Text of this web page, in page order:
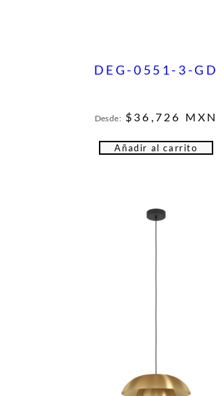
DEG-0551-3-GD
Desde: $ 36,726 MXN
Añadir al carrito